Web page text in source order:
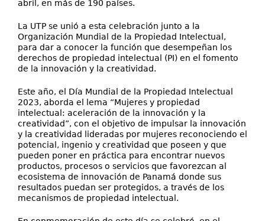
abril, en más de 190 países.
La UTP se unió a esta celebración junto a la
Organización Mundial de la Propiedad Intelectual,
para dar a conocer la función que desempeñan los
derechos de propiedad intelectual (PI) en el fomento
de la innovación y la creatividad.
Este año, el Día Mundial de la Propiedad Intelectual
2023, aborda el lema “Mujeres y propiedad
intelectual: aceleración de la innovación y la
creatividad”, con el objetivo de impulsar la innovación
y la creatividad lideradas por mujeres reconociendo el
potencial, ingenio y creatividad que poseen y que
pueden poner en práctica para encontrar nuevos
productos, procesos o servicios que favorezcan al
ecosistema de innovación de Panamá donde sus
resultados puedan ser protegidos, a través de los
mecanismos de propiedad intelectual.